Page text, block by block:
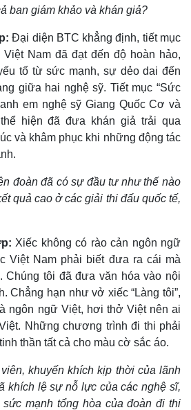
Multimedia
Video
Infographic
ban giám khảo và khán giả?
Đại diện BTC khẳng định, tiết mục
Nam đã đạt đến độ hoàn hảo,
tố từ sức mạnh, sự dẻo dai đến
giữa hai nghệ sỹ. Tiết mục “Sức
em nghệ sỹ Giang Quốc Cơ và
hiện đã đưa khán giả trải qua
và khâm phục khi những động tác
đoàn đã có sự đầu tư như thế nào
quả cao ở các giải thi đấu quốc tế,
Xiếc không có rào cản ngôn ngữ
Việt Nam phải biết đưa ra cái mà
Chúng tôi đã đưa văn hóa vào nội
Chẳng hạn như vở xiếc “Làng tôi”,
ngôn ngữ Việt, hơi thở Việt nên ai
Những chương trình đi thi phải
thần tất cả cho màu cờ sắc áo.
khuyến khích kịp thời của lãnh
khích lệ sự nỗ lực của các nghệ sĩ,
mạnh tổng hòa của đoàn đi thi